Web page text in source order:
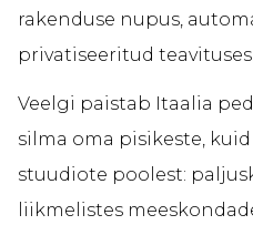
rakenduse nupus,
privatiseeritud teavituses.
Veelgi paistab Itaalia
silma oma pisikeste,
stuudiote poolest:
liikmelistes